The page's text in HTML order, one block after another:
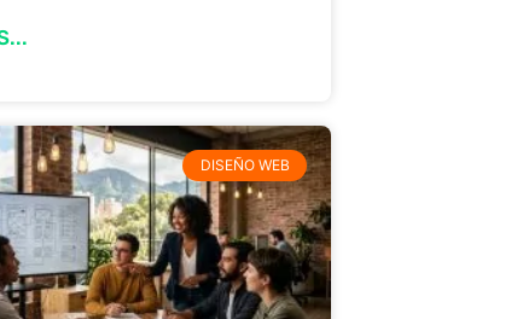
DISEÑO WEB